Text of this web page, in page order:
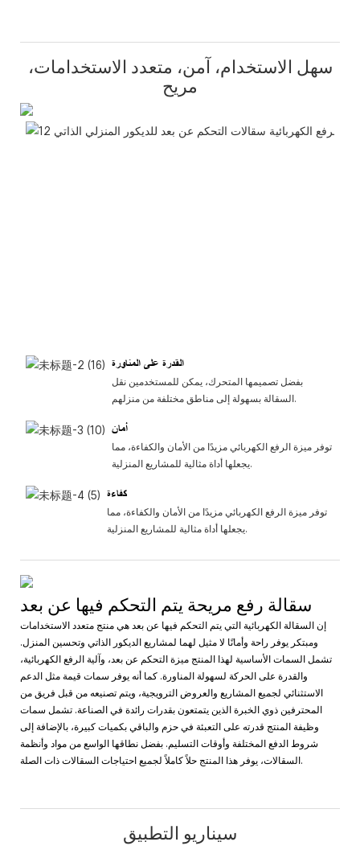
سهل الاستخدام، آمن، متعدد الاستخدامات،
مريح
القدرة على المناورة
بفضل تصميمها المتحرك، يمكن للمستخدمين نقل
السقالة بسهولة إلى مناطق مختلفة من منزلهم.
أمان
توفر ميزة الرفع الكهربائي مزيدًا من الأمان والكفاءة، مما
يجعلها أداة مثالية للمشاريع المنزلية.
كفاءة
توفر ميزة الرفع الكهربائي مزيدًا من الأمان والكفاءة، مما
يجعلها أداة مثالية للمشاريع المنزلية.
سقالة رفع مريحة يتم التحكم فيها عن بعد
إن السقالة الكهربائية التي يتم التحكم فيها عن بعد هي منتج متعدد الاستخدامات
ومبتكر يوفر راحة وأمانًا لا مثيل لهما لمشاريع الديكور الذاتي وتحسين المنزل.
تشمل السمات الأساسية لهذا المنتج ميزة التحكم عن بعد، وآلية الرفع الكهربائية،
والقدرة على الحركة لسهولة المناورة. كما أنه يوفر سمات قيمة مثل الدعم
الاستثنائي لجميع المشاريع والعروض الترويجية، ويتم تصنيعه من قبل فريق من
المحترفين ذوي الخبرة الذين يتمتعون بقدرات رائدة في الصناعة. تشمل سمات
وظيفة المنتج قدرته على التعبئة في حزم والباقي بكميات كبيرة، بالإضافة إلى
شروط الدفع المختلفة وأوقات التسليم. بفضل نطاقها الواسع من مواد وأنظمة
السقالات، يوفر هذا المنتج حلاً كاملاً لجميع احتياجات السقالات ذات الصلة.
سيناريو التطبيق